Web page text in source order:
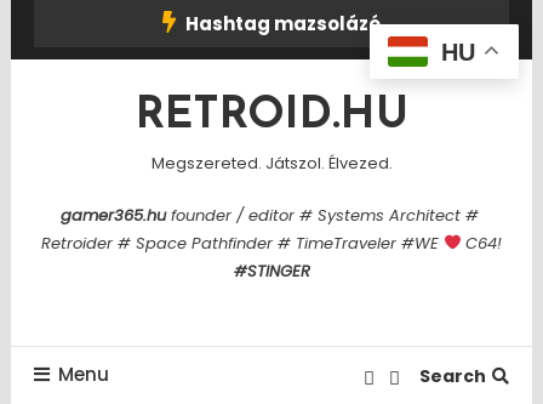
Hashtag mazsolázó
RETROID.HU
Megszereted. Játszol. Élvezed.
gamer365.hufounder / editor # Systems Architect #
Retroider # Space Pathfinder # TimeTraveler #WE
C64!
#STINGER
Menu Search
HU